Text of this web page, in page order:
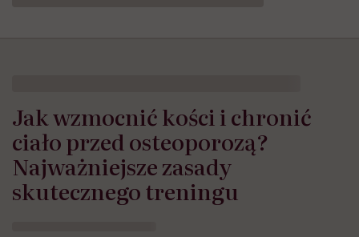
Jak wzmocnić kości i chronić
ciało przed osteoporozą?
Najważniejsze zasady
skutecznego treningu